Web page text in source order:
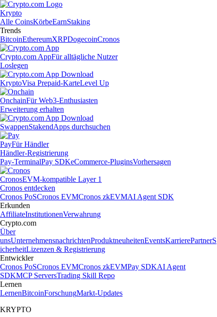
Krypto
Alle CoinsKörbeEarnStaking
Trends
BitcoinEthereumXRPDogecoinCronos
Crypto.com AppFür alltägliche Nutzer
Loslegen
KryptoVisa Prepaid-KarteLevel Up
OnchainFür Web3-Enthusiasten
Erweiterung erhalten
SwappenStakendApps durchsuchen
PayFür Händler
Händler-Registrierung
Pay-TerminalPay SDKeCommerce-PluginsVorhersagen
CronosEVM-kompatible Layer 1
Cronos entdecken
Cronos PoSCronos EVMCronos zkEVMAI Agent SDK
Erkunden
AffiliateInstitutionenVerwahrung
Crypto.com
Über
unsUnternehmensnachrichtenProduktneuheitenEventsKarrierePartnerS
icherheitLizenzen & Registrierung
Entwickler
Cronos PoSCronos EVMCronos zkEVMPay SDKAI Agent
SDKMCP ServersTrading Skill Repo
Lernen
LernenBitcoinForschungMarkt-Updates
KRYPTO